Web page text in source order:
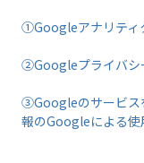
①Googleアナリティ
②Googleプライバシ
③Googleのサービス
報のGoogleによる使